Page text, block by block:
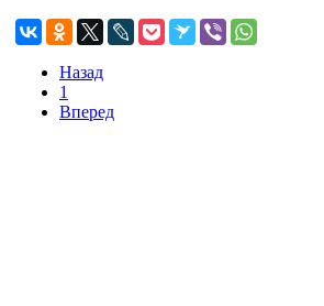
Назад
1
Вперед